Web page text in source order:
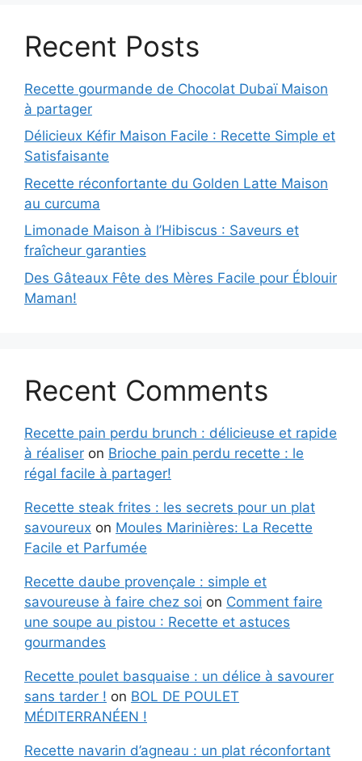
Recent Posts
Recette gourmande de Chocolat Dubaï Maison
à partager
Délicieux Kéfir Maison Facile : Recette Simple et
Satisfaisante
Recette réconfortante du Golden Latte Maison
au curcuma
Limonade Maison à l’Hibiscus : Saveurs et
fraîcheur garanties
Des Gâteaux Fête des Mères Facile pour Éblouir
Maman!
Recent Comments
Recette pain perdu brunch : délicieuse et rapide
à réaliser on Brioche pain perdu recette : le
régal facile à partager!
Recette steak frites : les secrets pour un plat
savoureux on Moules Marinières: La Recette
Facile et Parfumée
Recette daube provençale : simple et
savoureuse à faire chez soi on Comment faire
une soupe au pistou : Recette et astuces
gourmandes
Recette poulet basquaise : un délice à savourer
sans tarder ! on BOL DE POULET
MÉDITERRANÉEN !
Recette navarin d’agneau : un plat réconfortant